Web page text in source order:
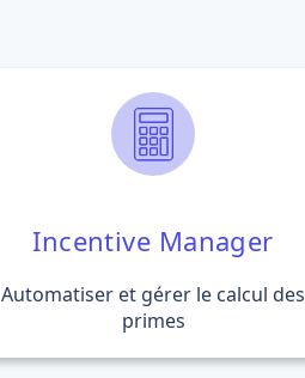
Incentive Manager
Automatiser et gérer le calcul des
primes